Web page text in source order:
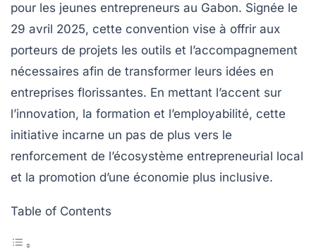
pour les jeunes entrepreneurs au Gabon. Signée le
29 avril 2025, cette convention vise à offrir aux
porteurs de projets les outils et l’accompagnement
nécessaires afin de transformer leurs idées en
entreprises florissantes. En mettant l’accent sur
l’innovation, la formation et l’employabilité, cette
initiative incarne un pas de plus vers le
renforcement de l’écosystème entrepreneurial local
et la promotion d’une économie plus inclusive.
Table of Contents